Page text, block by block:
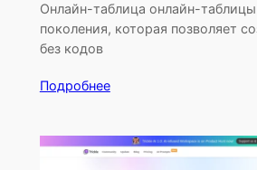
Онлайн-таблица онлайн-
поколения, которая позволяет
без кодов
Подробнее